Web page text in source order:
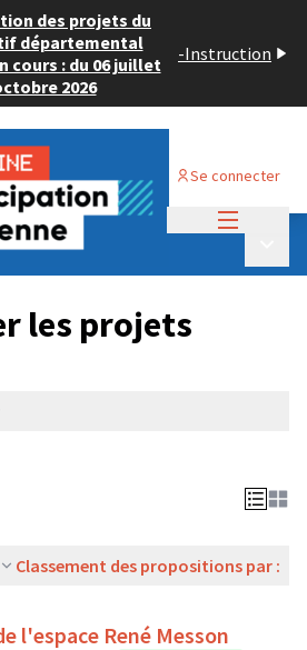
des projets du
départemental
cours : du 06 juillet
2026
-Instruction
Se connecter
2024
déposés
les projets
Classement des propositions par :
l'espace René Messon